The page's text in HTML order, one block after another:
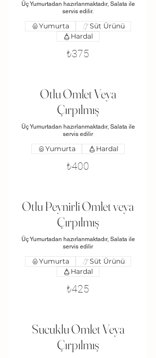
Üç Yumurtadan hazırlanmaktadır, Salata ile
servis edilir.
₺375
Yumurta
Süt Ürünü
Hardal
Otlu Omlet Veya
Çırpılmış
Üç Yumurtadan hazırlanmaktadır, Salata ile
servis edilir
₺400
Yumurta Hardal
Otlu Peynirli Omlet veya
Çırpılmış
Üç Yumurtadan hazırlanmaktadır, Salata ile
servis edilir
₺425
Yumurta
Süt Ürünü
Hardal
Sucuklu Omlet Veya
Çırpılmış